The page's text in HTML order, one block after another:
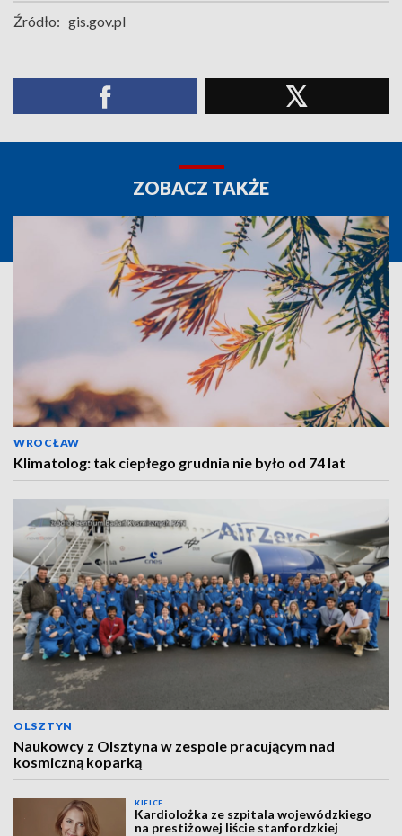
Źródło: gis.gov.pl
ZOBACZ TAKŻE
WROCŁAW
Klimatolog: tak ciepłego grudnia nie było od 74 lat
OLSZTYN
Naukowcy z Olsztyna w zespole pracującym nad
kosmiczną koparką
KIELCE
Kardiolożka ze szpitala wojewódzkiego
na prestiżowej liście stanfordzkiej